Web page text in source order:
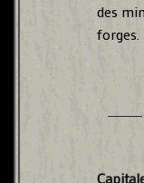
des
forges.